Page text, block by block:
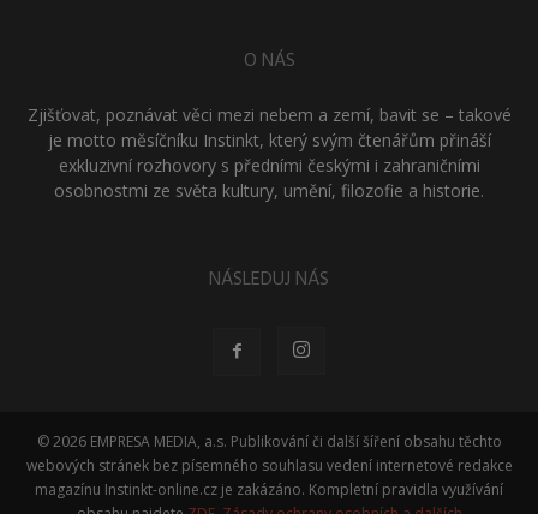
O NÁS
Zjišťovat, poznávat věci mezi nebem a zemí, bavit se – takové
je motto měsíčníku Instinkt, který svým čtenářům přináší
exkluzivní rozhovory s předními českými i zahraničními
osobnostmi ze světa kultury, umění, filozofie a historie.
NÁSLEDUJ NÁS
© 2026 EMPRESA MEDIA, a.s. Publikování či další šíření obsahu těchto
webových stránek bez písemného souhlasu vedení internetové redakce
magazínu Instinkt-online.cz je zakázáno. Kompletní pravidla využívání